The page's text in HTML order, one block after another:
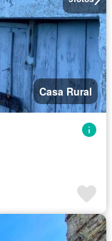
Casa Rural